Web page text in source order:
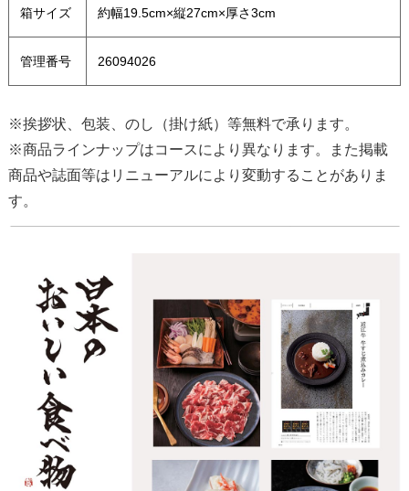
箱サイズ 約幅19.5cm×縦27cm×厚さ3cm
管理番号 26094026
※挨拶状、包装、のし（掛け紙）等無料で承ります。
※商品ラインナップはコースにより異なります。また掲載
商品や誌面等はリニューアルにより変動することがありま
す。